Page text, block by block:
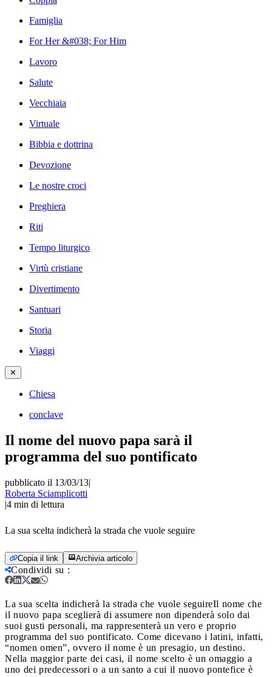
Famiglia
For Her &#038; For Him
Lavoro
Salute
Vecchiaia
Virtuale
Bibbia e dottrina
Devozione
Le nostre croci
Preghiera
Riti
Tempo liturgico
Virtù cristiane
Divertimento
Santuari
Storia
Viaggi
✕
Chiesa
conclave
Il nome del nuovo papa sarà il
programma del suo pontificato
pubblicato il 13/03/13|
Roberta Sciamplicotti
|4 min di lettura
La sua scelta indicherà la strada che vuole seguire
Copia il link Archivia articolo
Condividi su :
La sua scelta indicherà la strada che vuole seguireIl nome che
il nuovo papa sceglierà di assumere non dipenderà solo dai
suoi gusti personali, ma rappresenterà un vero e proprio
programma del suo pontificato. Come dicevano i latini, infatti,
“nomen omen”, ovvero il nome è un presagio, un destino.
Nella maggior parte dei casi, il nome scelto è un omaggio a
uno dei predecessori o a un santo a cui il nuovo pontefice è